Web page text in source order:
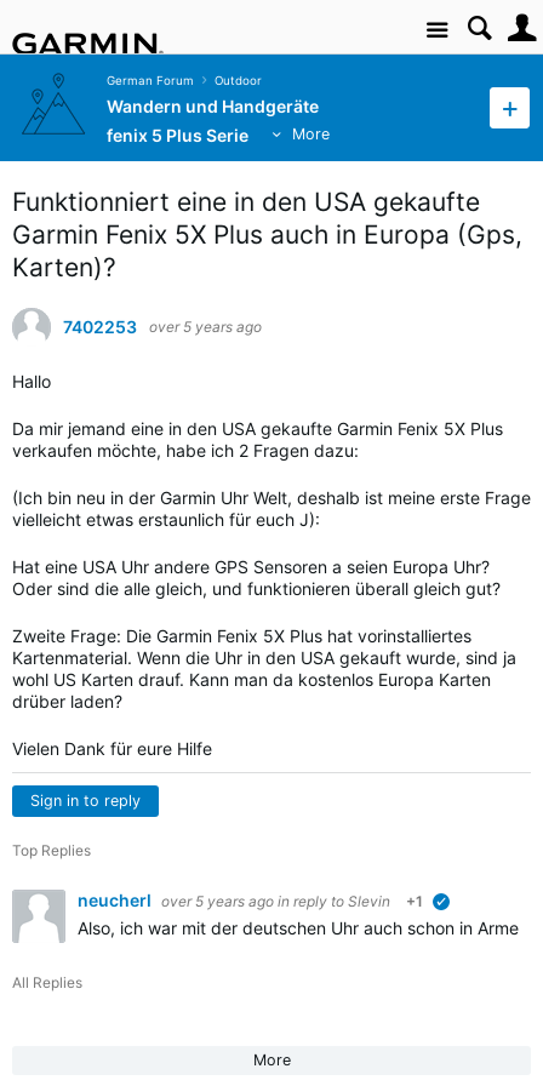
Site
German Forum Outdoor
Wandern und Handgeräte
fenix 5 Plus Serie
More
Funktionniert eine in den USA gekaufte
Garmin Fenix 5X Plus auch in Europa (Gps,
Karten)?
7402253 over 5 years ago
Hallo
Da mir jemand eine in den USA gekaufte Garmin Fenix 5X Plus
verkaufen möchte, habe ich 2 Fragen dazu:
(Ich bin neu in der Garmin Uhr Welt, deshalb ist meine erste Frage
vielleicht etwas erstaunlich für euch J):
Hat eine USA Uhr andere GPS Sensoren a seien Europa Uhr?
Oder sind die alle gleich, und funktionieren überall gleich gut?
Zweite Frage: Die Garmin Fenix 5X Plus hat vorinstalliertes
Kartenmaterial. Wenn die Uhr in den USA gekauft wurde, sind ja
wohl US Karten drauf. Kann man da kostenlos Europa Karten
drüber laden?
Vielen Dank für eure Hilfe
Sign in to reply
Top Replies
neucherl over 5 years ago in reply to Slevin +1
Also, ich war mit der deutschen Uhr auch schon in
All Replies
More